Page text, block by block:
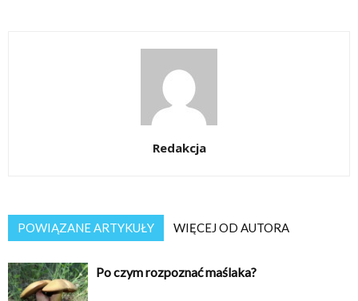
Redakcja
POWIĄZANE ARTYKUŁY WIĘCEJ OD AUTORA
Po czym rozpoznać maślaka?